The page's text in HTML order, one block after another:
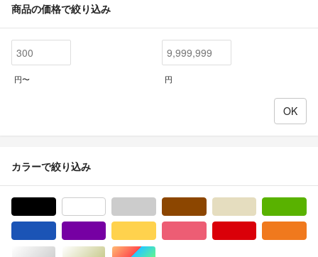
商品の価格で絞り込み
円〜 円
カラーで絞り込み